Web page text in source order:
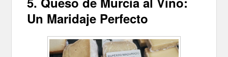
Un Maridaje Perfecto